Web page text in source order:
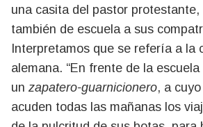
una casita del pastor protestante,
también de escuela a sus
Interpretamos que se refería a la
alemana. “En frente de la
un zapatero-guarnicionero, a
acuden todas las mañanas los